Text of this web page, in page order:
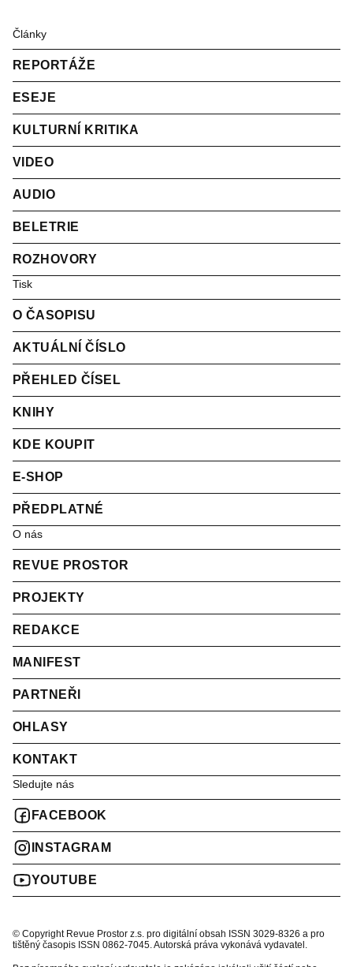
Články
REPORTÁŽE
ESEJE
KULTURNÍ KRITIKA
VIDEO
AUDIO
BELETRIE
ROZHOVORY
Tisk
O ČASOPISU
AKTUÁLNÍ ČÍSLO
PŘEHLED ČÍSEL
KNIHY
KDE KOUPIT
E-SHOP
PŘEDPLATNÉ
O nás
REVUE PROSTOR
PROJEKTY
REDAKCE
MANIFEST
PARTNEŘI
OHLASY
KONTAKT
Sledujte nás
FACEBOOK
INSTAGRAM
YOUTUBE
© Copyright Revue Prostor z.s. pro digitální obsah ISSN 3029-8326 a pro
tištěný časopis ISSN 0862-7045. Autorská práva vykonává vydavatel.